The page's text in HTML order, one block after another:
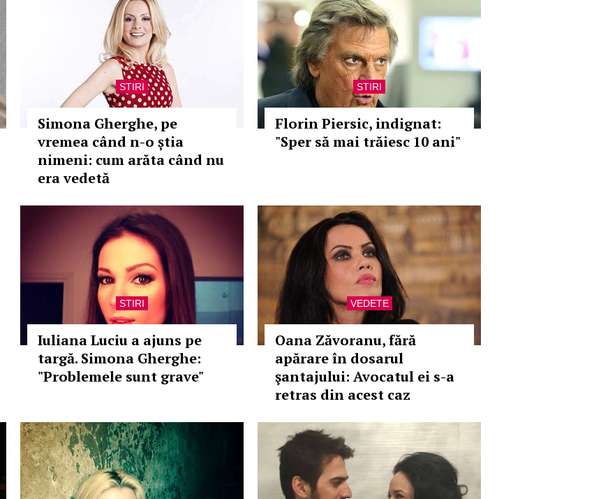
STIRI
Simona Gherghe, pe
vremea când n-o știa
nimeni: cum arăta când nu
era vedetă
STIRI
Florin Piersic, indignat:
"Sper să mai trăiesc 10 ani"
STIRI
Iuliana Luciu a ajuns pe
targă. Simona Gherghe:
"Problemele sunt grave"
VEDETE
Oana Zăvoranu, fără
apărare în dosarul
şantajului: Avocatul ei s-a
retras din acest caz